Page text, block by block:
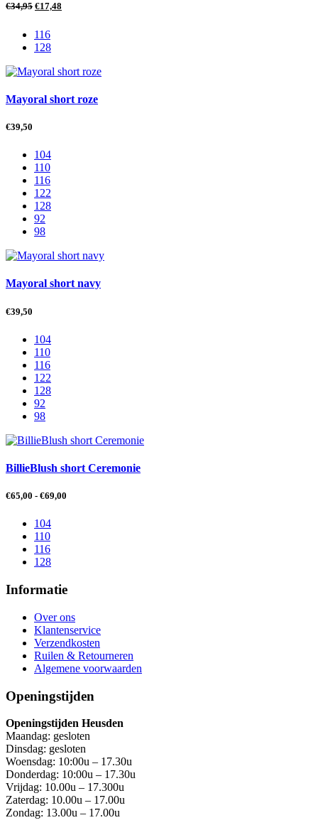
€34,95 €17,48
116
128
Mayoral short roze
€39,50
104
110
116
122
128
92
98
Mayoral short navy
€39,50
104
110
116
122
128
92
98
BillieBlush short Ceremonie
€65,00 - €69,00
104
110
116
128
Informatie
Over ons
Klantenservice
Verzendkosten
Ruilen & Retourneren
Algemene voorwaarden
Openingstijden
Openingstijden Heusden
Maandag: gesloten
Dinsdag: gesloten
Woensdag: 10:00u – 17.30u
Donderdag: 10:00u – 17.30u
Vrijdag: 10.00u – 17.300u
Zaterdag: 10.00u – 17.00u
Zondag: 13.00u – 17.00u